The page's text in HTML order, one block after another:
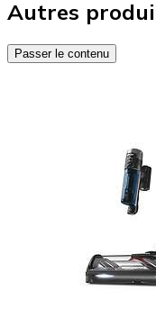
Autres
Passer le contenu